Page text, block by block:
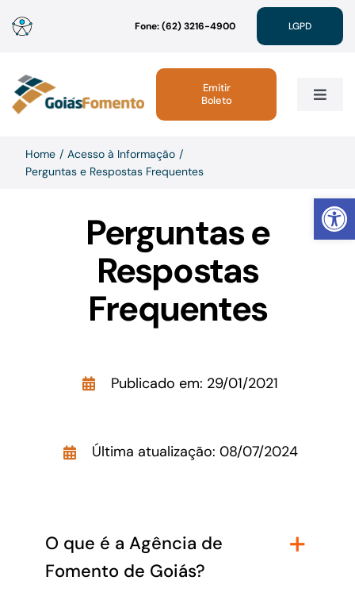
Abrir
para
conteúdo
Fone: (62) 3216-4900 LGPD
Toggle
Institucional
Atendimento
Sustentabilidade
Emitir
Boleto
Home
Acesso à Informação
Perguntas e Respostas Frequentes
Perguntas e
Respostas
Frequentes
Publicado em: 29/01/2021
Última atualização: 08/07/2024
O que é a Agência de
Fomento de Goiás?